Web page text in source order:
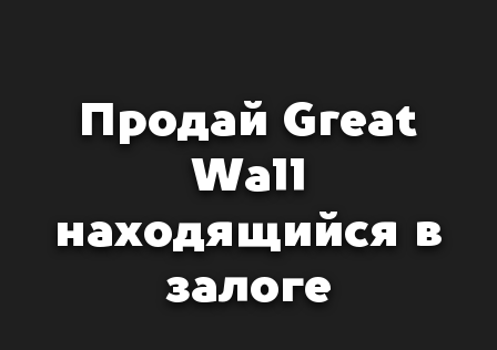
Продай Great
Wall
находящийся в
залоге